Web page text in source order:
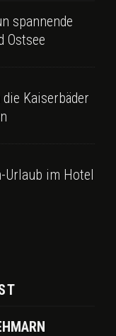
spannende
Ostsee
Kaiserbäder
Urlaub im Hotel